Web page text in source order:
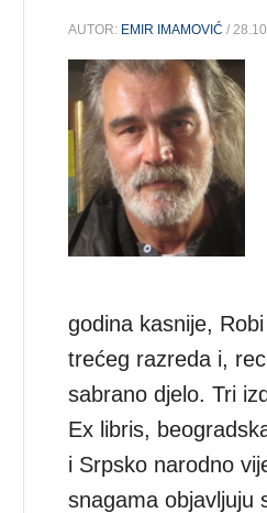
AUTOR: EMIR IMAMOVIĆ /
godina kasnije,
trećeg razreda i,
sabrano djelo. Tri
Ex libris,
i Srpsko narodno
snagama objavljuju